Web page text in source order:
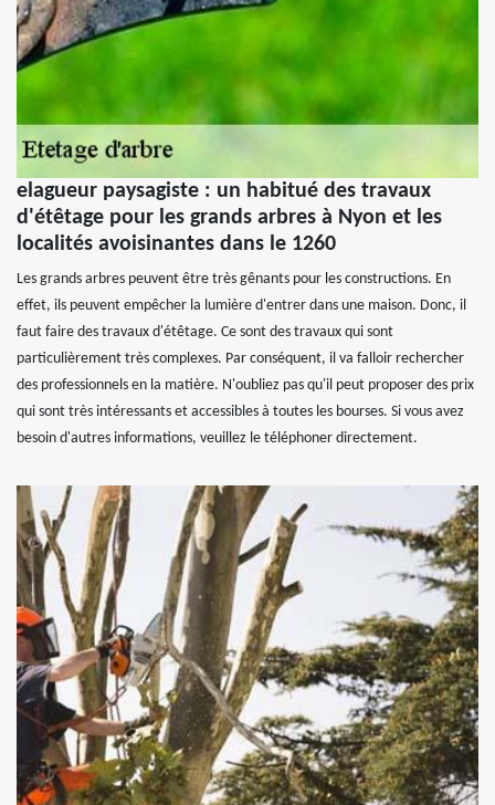
elagueur paysagiste : un habitué des travaux
d'étêtage pour les grands arbres à Nyon et les
localités avoisinantes dans le 1260
Les grands arbres peuvent être très gênants pour les constructions. En
effet, ils peuvent empêcher la lumière d'entrer dans une maison. Donc, il
faut faire des travaux d'étêtage. Ce sont des travaux qui sont
particulièrement très complexes. Par conséquent, il va falloir rechercher
des professionnels en la matière. N'oubliez pas qu'il peut proposer des prix
qui sont très intéressants et accessibles à toutes les bourses. Si vous avez
besoin d'autres informations, veuillez le téléphoner directement.